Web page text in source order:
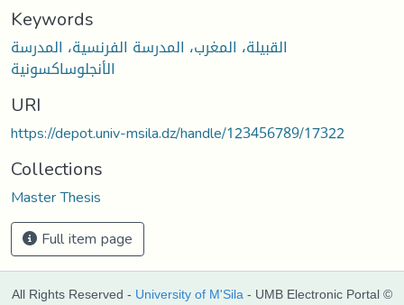
Keywords
القبيلة، المغرب، المدرسة الفرنسية، المدرسة
الأنجلوساكسونية
URI
https://depot.univ-msila.dz/handle/123456789/17322
Collections
Master Thesis
Full item page
All Rights Reserved - University of M'Sila - UMB Electronic Portal ©